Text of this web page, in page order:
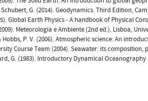
G. (2014). Geodynamics. Third Edition,
Global Earth Physics - A handbook of Physical
Meteorologia e Ambiente (2nd ed.). Lisboa,
Hobbs, P. V. (2006). Atmospheric science: An
Course Team (2004). Seawater: its
G. (1983). Introductory Dynamical